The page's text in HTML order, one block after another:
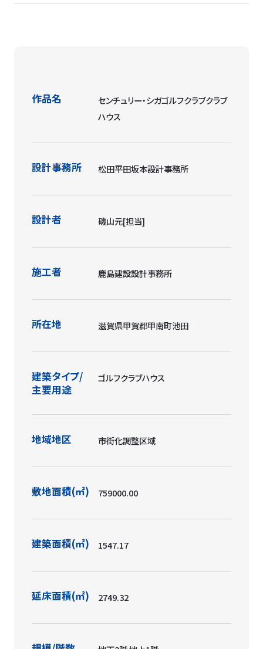
作品名
センチュリー・シガゴルフクラブクラブ
ハウス
設計事務所 松田平田坂本設計事務所
設計者 磯山元[担当]
施工者 鹿島建設設計事務所
所在地 滋賀県甲賀郡甲南町池田
建築タイプ/
主要用途
ゴルフクラブハウス
地域地区 市街化調整区域
敷地面積(㎡) 759000.00
建築面積(㎡) 1547.17
延床面積(㎡) 2749.32